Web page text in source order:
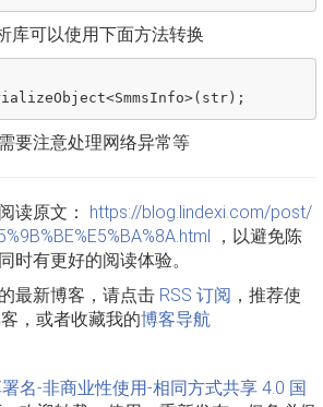
库可以使用下面方法转换
<SmmsInfo>( str);
要注意处理网络异常等
读原文： https://blog.lindexi.com/post/
，以避免陈
时有更好的阅读体验。
最新博客，请点击 RSS 订阅 ，推荐使
，或者收藏我的博客导航
名-非商业性使用-相同方式共享 4.0 国